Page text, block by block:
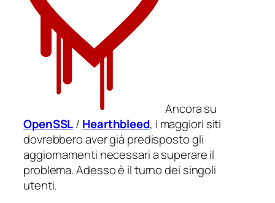
Ancora su
OpenSSL/ Hearthbleed, i maggiori siti
dovrebbero aver già predisposto gli
aggiornamenti necessari a superare il
problema. Adesso è il turno dei singoli
utenti.